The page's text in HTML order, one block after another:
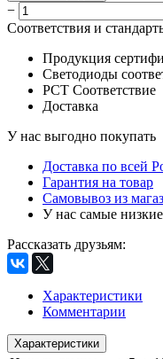
−
Соответствия и
Продукция
Светодиоды
РСТ Соответствие
Доставка
У нас выгодно покупать
Доставка по всей
Гарантия на товар
Самовывоз из
У нас самые
Рассказать друзьям:
Характеристики
Комментарии
Характеристики